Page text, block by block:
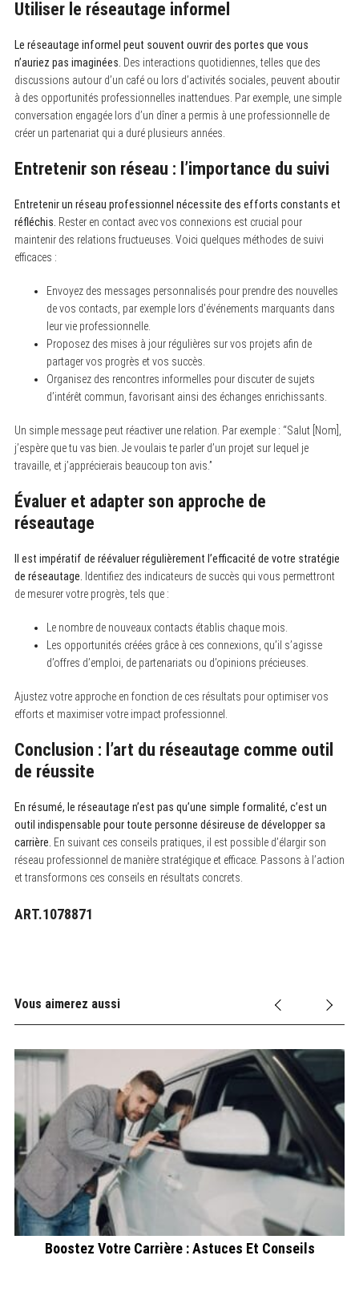
Utiliser le réseautage informel
Le réseautage informel peut souvent ouvrir des portes que vous
n’auriez pas imaginées. Des interactions quotidiennes, telles que des
discussions autour d’un café ou lors d’activités sociales, peuvent aboutir
à des opportunités professionnelles inattendues. Par exemple, une simple
conversation engagée lors d’un dîner a permis à une professionnelle de
créer un partenariat qui a duré plusieurs années.
Entretenir son réseau : l’importance du suivi
Entretenir un réseau professionnel nécessite des efforts constants et
réfléchis. Rester en contact avec vos connexions est crucial pour
maintenir des relations fructueuses. Voici quelques méthodes de suivi
efficaces :
Envoyez des messages personnalisés pour prendre des nouvelles
de vos contacts, par exemple lors d’événements marquants dans
leur vie professionnelle.
Proposez des mises à jour régulières sur vos projets afin de
partager vos progrès et vos succès.
Organisez des rencontres informelles pour discuter de sujets
d’intérêt commun, favorisant ainsi des échanges enrichissants.
Un simple message peut réactiver une relation. Par exemple : “Salut [Nom],
j’espère que tu vas bien. Je voulais te parler d’un projet sur lequel je
travaille, et j’apprécierais beaucoup ton avis.”
Évaluer et adapter son approche de
réseautage
Il est impératif de réévaluer régulièrement l’efficacité de votre stratégie
de réseautage. Identifiez des indicateurs de succès qui vous permettront
de mesurer votre progrès, tels que :
Le nombre de nouveaux contacts établis chaque mois.
Les opportunités créées grâce à ces connexions, qu’il s’agisse
d’offres d’emploi, de partenariats ou d’opinions précieuses.
Ajustez votre approche en fonction de ces résultats pour optimiser vos
efforts et maximiser votre impact professionnel.
Conclusion : l’art du réseautage comme outil
de réussite
En résumé, le réseautage n’est pas qu’une simple formalité, c’est un
outil indispensable pour toute personne désireuse de développer sa
carrière. En suivant ces conseils pratiques, il est possible d’élargir son
réseau professionnel de manière stratégique et efficace. Passons à l’action
et transformons ces conseils en résultats concrets.
ART.1078871
Vous aimerez aussi
Boostez Votre Carrière : Astuces Et Conseils